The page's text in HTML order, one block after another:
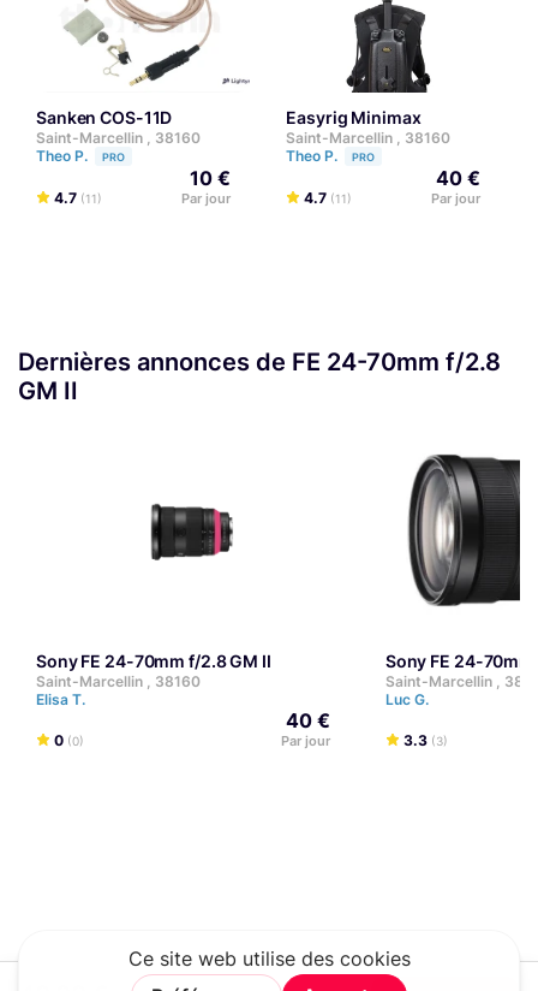
Sanken COS-11D
Saint-Marcellin , 38160
Theo P.
PRO
4.7 (11)
10 €
Par jour
Easyrig Minimax
Saint-Marcellin , 38160
Theo P.
PRO
4.7 (11)
40 €
Par jour
Dernières annonces de FE 24-70mm f/2.8
GM II
Sony FE 24-70mm f/2.8 GM II
Saint-Marcellin , 38160
Elisa T.
0 (0)
40 €
Par jour
Sony FE 24-
Saint-Marcellin ,
Luc G.
3.3 (3)